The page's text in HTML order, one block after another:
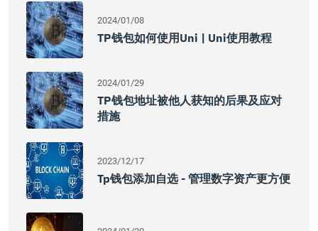
2024/01/08
TP钱包如何使用Uni | Uni使用教程
2024/01/29
TP钱包地址被他人获知的后果及应对
措施
2023/12/17
Tp钱包添加自选 - 管理数字资产更方便